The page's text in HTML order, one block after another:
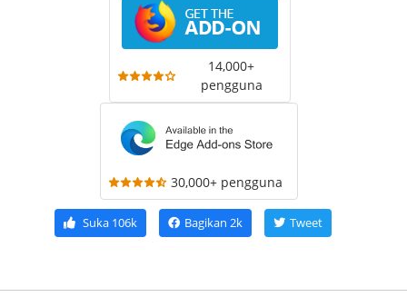
14,000+
pengguna
30,000+ pengguna
Suka106k Bagikan 2k Tweet